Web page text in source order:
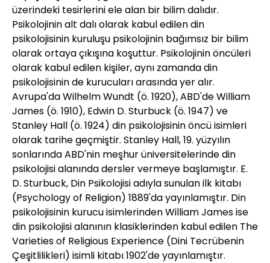
üzerindeki tesirlerini ele alan bir bilim dalıdır.
Psikolojinin alt dalı olarak kabul edilen din
psikolojisinin kuruluşu psikolojinin bağımsız bir bilim
olarak ortaya çıkışına koşuttur. Psikolojinin öncüleri
olarak kabul edilen kişiler, aynı zamanda din
psikolojisinin de kurucuları arasında yer alır.
Avrupa'da Wilhelm Wundt (ö. 1920), ABD'de William
James (ö. 1910), Edwin D. Sturbuck (ö. 1947) ve
Stanley Hall (ö. 1924) din psikolojisinin öncü isimleri
olarak tarihe geçmiştir. Stanley Hall, 19. yüzyılın
sonlarında ABD'nin meşhur üniversitelerinde din
psikolojisi alanında dersler vermeye başlamıştır. E.
D. Sturbuck, Din Psikolojisi adıyla sunulan ilk kitabı
(Psychology of Religion) 1889'da yayınlamıştır. Din
psikolojisinin kurucu isimlerinden William James ise
din psikolojisi alanının klasiklerinden kabul edilen The
Varieties of Religious Experience (Dini Tecrübenin
Çeşitlilikleri) isimli kitabı 1902'de yayınlamıştır.